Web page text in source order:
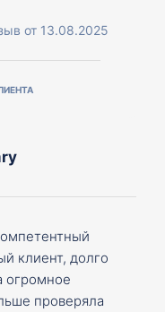
от 13.08.2025
клиент, долго
огромное
проверяла